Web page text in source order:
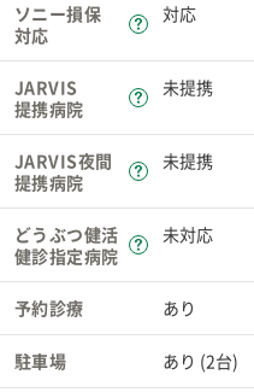
ソニー損保
対応
対応
JARVIS
提携病院
未提携
JARVIS夜間
提携病院
未提携
どうぶつ健活
健診指定病院
未対応
予約診療 あり
駐車場 あり (2台)